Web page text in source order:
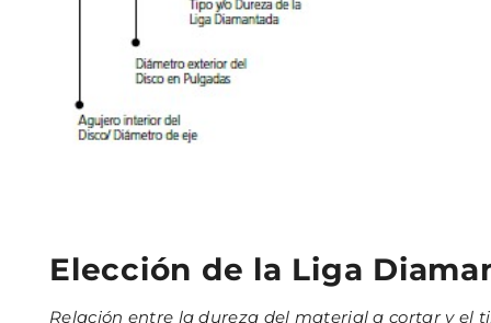
Elección de la Liga
Relación entre la dureza del material a cortar y el